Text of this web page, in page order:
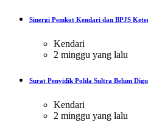
Sinergi Pemkot Kendari dan BPJS
Kendari
2 minggu yang lalu
Surat Penyidik Polda Sultra Belum
Kendari
2 minggu yang lalu